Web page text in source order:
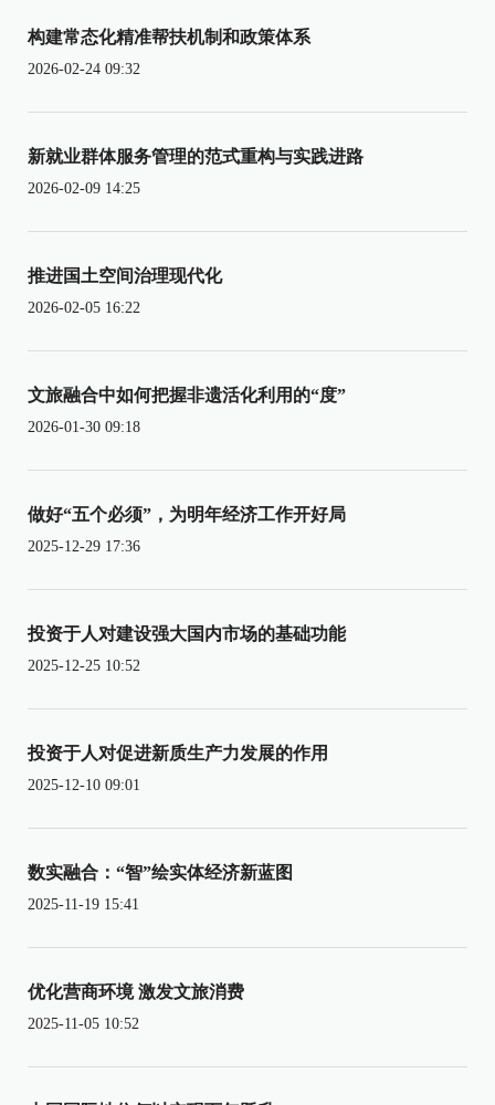
构建常态化精准帮扶机制和政策体系
2026-02-24 09:32
新就业群体服务管理的范式重构与实践进路
2026-02-09 14:25
推进国土空间治理现代化
2026-02-05 16:22
文旅融合中如何把握非遗活化利用的“度”
2026-01-30 09:18
做好“五个必须”，为明年经济工作开好局
2025-12-29 17:36
投资于人对建设强大国内市场的基础功能
2025-12-25 10:52
投资于人对促进新质生产力发展的作用
2025-12-10 09:01
数实融合：“智”绘实体经济新蓝图
2025-11-19 15:41
优化营商环境 激发文旅消费
2025-11-05 10:52